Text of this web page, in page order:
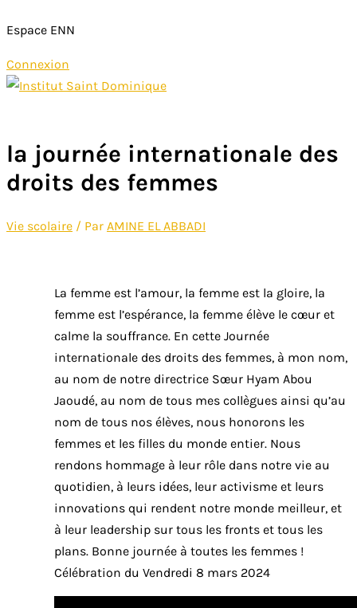
Espace ENN
Connexion
Aller
la journée internationale des
droits des femmes
Vie scolaire / Par AMINE EL ABBADI
La femme est l’amour, la femme est la gloire, la
femme est l’espérance, la femme élève le cœur et
calme la souffrance. En cette Journée
internationale des droits des femmes, à mon nom,
au nom de notre directrice Sœur Hyam Abou
Jaoudé, au nom de tous mes collègues ainsi qu’au
nom de tous nos élèves, nous honorons les
femmes et les filles du monde entier. Nous
rendons hommage à leur rôle dans notre vie au
quotidien, à leurs idées, leur activisme et leurs
innovations qui rendent notre monde meilleur, et
à leur leadership sur tous les fronts et tous les
plans. Bonne journée à toutes les femmes !
Célébration du Vendredi 8 mars 2024